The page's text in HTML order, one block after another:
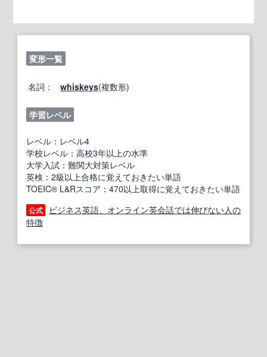
変形一覧
名詞： whiskeys(複数形)
学習レベル
レベル：レベル4
学校レベル：高校3年以上の水準
大学入試：難関大対策レベル
英検：2級以上合格に覚えておきたい単語
TOEIC® L&Rスコア：470以上取得に覚えておきたい単語
公式
ビジネス英語、オンライン英会話では伸びない人の
特徴